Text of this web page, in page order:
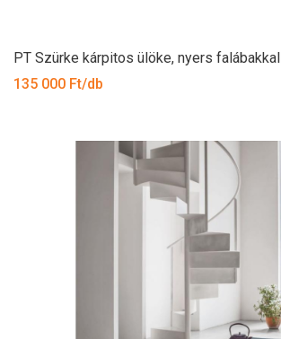
PT Szürke kárpitos ülöke, nyers falábakkal
135 000 Ft/db